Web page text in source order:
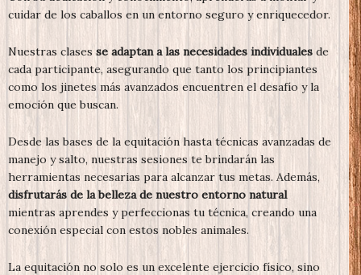
cuidar de los caballos en un entorno seguro y enriquecedor.
Nuestras clases se adaptan a las necesidades individuales de
cada participante, asegurando que tanto los principiantes
como los jinetes más avanzados encuentren el desafío y la
emoción que buscan.
Desde las bases de la equitación hasta técnicas avanzadas de
manejo y salto, nuestras sesiones te brindarán las
herramientas necesarias para alcanzar tus metas. Además,
disfrutarás de la belleza de nuestro entorno natural
mientras aprendes y perfeccionas tu técnica, creando una
conexión especial con estos nobles animales.
La equitación no solo es un excelente ejercicio físico, sino